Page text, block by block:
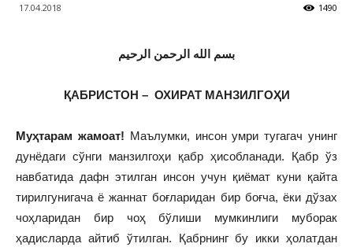
17.04.2018 1490
بسم الله الرحمن الرحيم
ҚАБРИСТОН – ОХИРАТ МАНЗИЛГОҲИ
Муҳтарам жамоат! Маълумки, инсон умри тугагач унинг
дунёдаги сўнги манзилгоҳи қабр ҳисобланади. Қабр ўз
навбатида дафн этилган инсон учун қиёмат куни қайта
тирилгунигача ё жаннат боғларидан бир боғча, ёки дўзах
чоҳларидан бир чоҳ бўлиши мумкинлиги муборак
ҳадисларда айтиб ўтилган. Қабрнинг бу икки ҳолатдан